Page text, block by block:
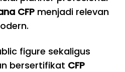
CFP menjadi relevan
figure sekaligus
bersertifikat CFP